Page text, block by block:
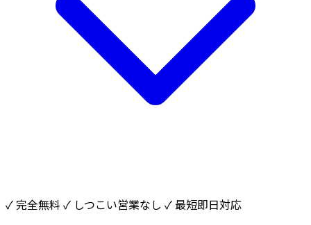
✓ 完全無料 ✓ しつこい営業なし ✓ 最短即日対応